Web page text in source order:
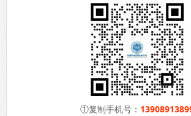
①复制手机号：